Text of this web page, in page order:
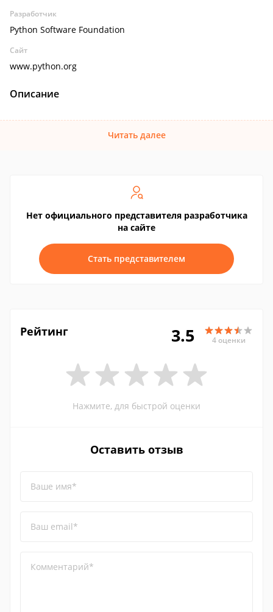
Разработчик
Python Software Foundation
Сайт
www.python.org
Описание
Читать далее
Нет официального представителя разработчика
на сайте
Стать представителем
Рейтинг 3.5 4 оценки
Нажмите, для быстрой оценки
Оставить отзыв
Ваше имя*
Ваш email*
Комментарий*